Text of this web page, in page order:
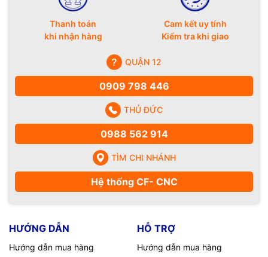
Thanh toán
khi nhận hàng
Cam kết uy tính
Kiểm tra khi giao
QUẬN 12
0909 798 446
THỦ ĐỨC
0988 562 914
TÌM CHI NHÁNH
Hệ thống CF- CNC
HƯỚNG DẪN
Hướng dẫn mua hàng
HỖ TRỢ
Hướng dẫn mua hàng